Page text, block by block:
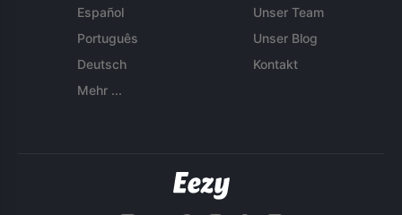
Español
Português
Deutsch
Mehr ...
Unser Team
Unser Blog
Kontakt